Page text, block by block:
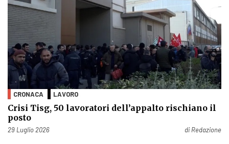
CRONACA LAVORO
Crisi Tisg, 50 lavoratori dell’appalto rischiano il
posto
Pubblicato il
29 Luglio 2026 di Redazione